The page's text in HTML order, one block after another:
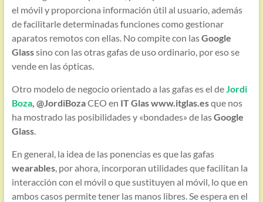
el móvil y proporciona información útil al usuario, además
de facilitarle determinadas funciones como gestionar
aparatos remotos con ellas. No compite con lasGoogle
Glasssino con las otras gafas de uso ordinario, por eso se
vende en las ópticas.
Otro modelo de negocio orientado a las gafas es el deJordi
Boza, @JordiBozaCEO en IT Glaswww.itglas.esque nos
ha mostrado las posibilidades y «bondades» de lasGoogle
Glass.
En general, la idea de las ponencias es que las gafas
wearables, por ahora, incorporan utilidades que facilitan la
interacción con el móvil o que sustituyen al móvil, lo que en
ambos casos permite tener las manos libres. Se espera en el